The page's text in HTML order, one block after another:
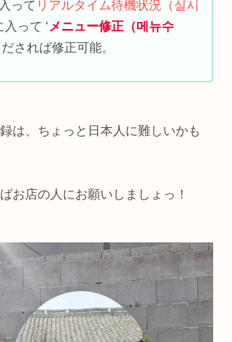
って リアルタイム待機状況（실시
入って ‘メニュー修正（메뉴수
されば修正可能。
は、ちょっと日本人に難しいかも
お店の人にお願いしましょっ！